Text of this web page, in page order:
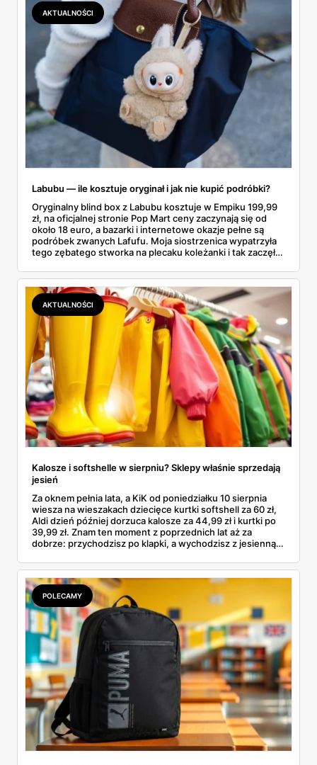
dokładnie dostajemy za te pieniądze i komu taka rakieta
faktycznie wystarczy.
AKTUALNOŚCI
Labubu — ile kosztuje oryginał i jak nie kupić podróbki?
Oryginalny blind box z Labubu kosztuje w Empiku 199,99
zł, na oficjalnej stronie Pop Mart ceny zaczynają się od
około 18 euro, a bazarki i internetowe okazje pełne są
podróbek zwanych Lafufu. Moja siostrzenica wypatrzyła
tego zębatego stworka na plecaku koleżanki i tak zaczęło
kosztuje i po czym poznać, że sprzedawca nie wciska nam
podróbki. Spisałam wszystko, czego się dowiedziałam —
łącznie z jedną wpadką, o której za chwilę.
AKTUALNOŚCI
Kalosze i softshelle w sierpniu? Sklepy właśnie sprzedają
jesień
Za oknem pełnia lata, a KiK od poniedziałku 10 sierpnia
wiesza na wieszakach dziecięce kurtki softshell za 60 zł,
Aldi dzień później dorzuca kalosze za 44,99 zł i kurtki po
39,99 zł. Znam ten moment z poprzednich lat aż za
dobrze: przychodzisz po klapki, a wychodzisz z jesienną
pojawi się w gazetkach w przyszłym tygodniu i czy jest
sens kupować jesień, zanim skończą się wakacje.
POLECAMY